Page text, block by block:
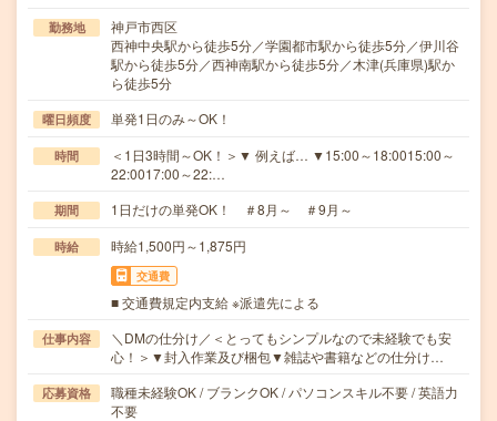
勤務地
神戸市西区
西神中央駅から徒歩5分／学園都市駅から徒歩5分／伊川谷
駅から徒歩5分／西神南駅から徒歩5分／木津(兵庫県)駅か
ら徒歩5分
曜日頻度 単発1日のみ～OK！
時間
＜1日3時間～OK！＞▼ 例えば… ▼15:00～18:0015:00～
22:0017:00～22:…
期間 1日だけの単発OK！ ＃8月～ ＃9月～
時給 時給1,500円～1,875円
交通費
■ 交通費規定内支給 ※派遣先による
仕事内容
＼DMの仕分け／＜とってもシンプルなので未経験でも安
心！＞▼封入作業及び梱包▼雑誌や書籍などの仕分け…
応募資格
職種未経験OK / ブランクOK / パソコンスキル不要 / 英語力
不要